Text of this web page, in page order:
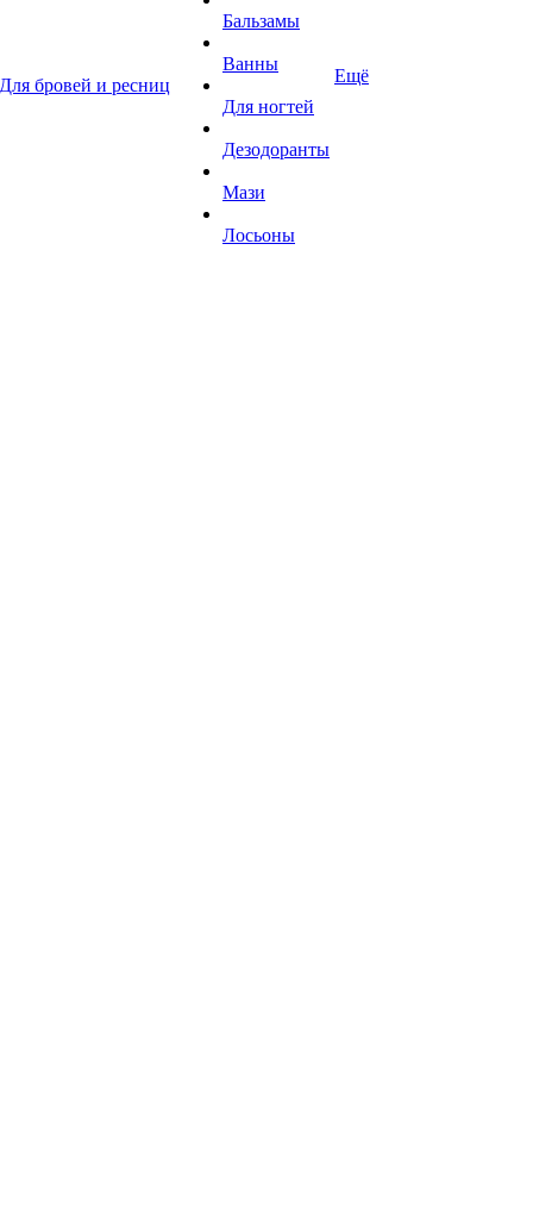
Для бровей и ресниц
Бальзамы
Ванны
Для ногтей
Дезодоранты
Мази
Лосьоны
Ещё